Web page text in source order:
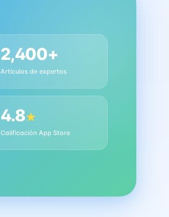
2,400+
Artículos de expertos
4.8★
Calificación App Store